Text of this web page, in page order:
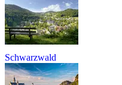
Schwarzwald